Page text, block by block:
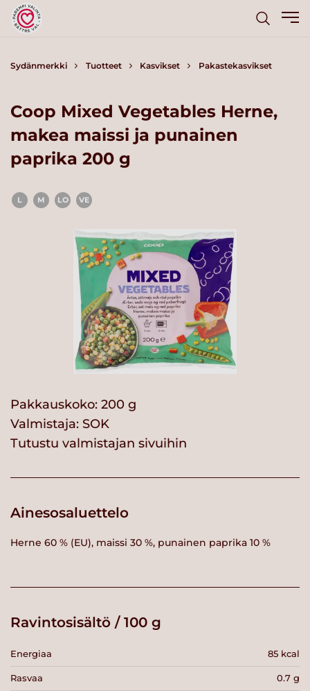
Sydänmerkki Tuotteet Kasvikset Pakastekasvikset
Coop Mixed Vegetables Herne,
makea maissi ja punainen
paprika 200 g
L M LO VE
Pakkauskoko: 200 g
Valmistaja: SOK
Tutustu valmistajan sivuihin
Ainesosaluettelo
Herne 60 % (EU), maissi 30 %, punainen paprika 10 %
Ravintosisältö / 100 g
Energiaa 85 kcal
Rasvaa 0.7 g